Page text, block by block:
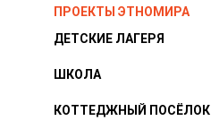
ПРОЕКТЫ ЭТНОМИРА
ДЕТСКИЕ ЛАГЕРЯ
ШКОЛА
КОТТЕДЖНЫЙ ПОСЁЛОК